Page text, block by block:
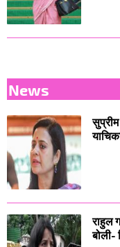
News
राहुल